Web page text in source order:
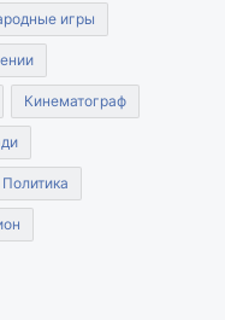
игры
Кинематограф
Политика